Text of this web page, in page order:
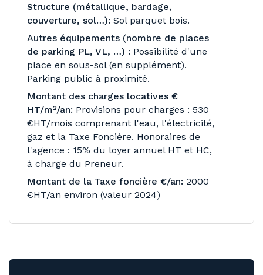
Structure (métallique, bardage,
couverture, sol…): Sol parquet bois.
Autres équipements (nombre de places
de parking PL, VL, …) : Possibilité d'une
place en sous-sol (en supplément).
Parking public à proximité.
Montant des charges locatives €
HT/m²/an: Provisions pour charges : 530
€HT/mois comprenant l'eau, l'électricité,
gaz et la Taxe Foncière. Honoraires de
l'agence : 15% du loyer annuel HT et HC,
à charge du Preneur.
Montant de la Taxe foncière €/an: 2000
€HT/an environ (valeur 2024)